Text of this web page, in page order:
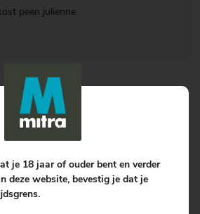
peen julienne
het paprikapoeder. Verhit de olie in een
bak de paddenstoelen op niet te hoog
shiitake krimpen wat en worden een
je 18 jaar of ouder bent en verder
deze website, bevestig je dat je